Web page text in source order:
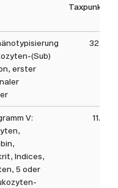
Taxpunkt
(Sub)
erster
32.4
V:
Indices,
5 oder
11.8